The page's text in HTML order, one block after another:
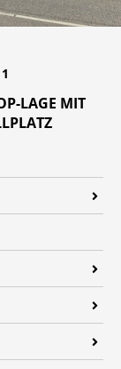
LAGE MIT
Starck
1